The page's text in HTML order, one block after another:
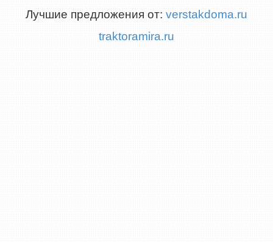
Лучшие предложения от: verstakdoma.ru
traktoramira.ru